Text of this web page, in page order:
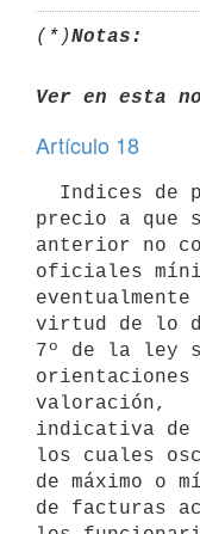
(*)Notas:
Ver en esta
Artículo 18
precio a
anterior no
oficiales
virtud de lo
7º de la ley
valoración,
indicativa de
los cuales
de máximo o
de facturas